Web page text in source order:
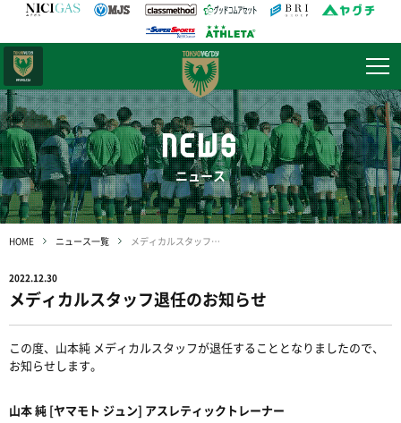
NEWS
ニュース
HOME ニュース一覧 メディカルスタッフ退任のお知らせ
2022.12.30
メディカルスタッフ退任のお知らせ
この度、山本純 メディカルスタッフが退任することとなりましたので、
お知らせします。
山本 純 [ヤマモト ジュン] アスレティックトレーナー